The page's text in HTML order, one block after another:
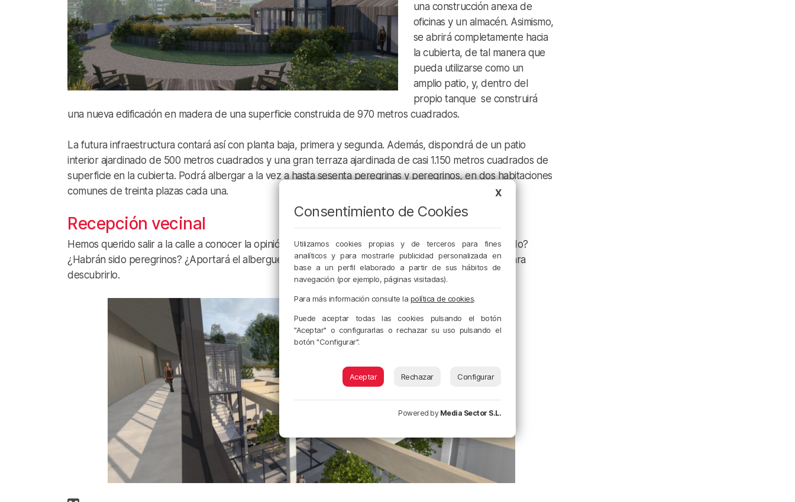
una construcción anexa de
oficinas y un almacén. Asimismo,
se abrirá completamente hacia
la cubierta, de tal manera que
pueda utilizarse como un
amplio patio, y, dentro del
propio tanque se construirá
una nueva edificación en madera de una superficie construida de 970 metros cuadrados.
La futura infraestructura contará así con planta baja, primera y segunda. Además, dispondrá de un patio
interior ajardinado de 500 metros cuadrados y una gran terraza ajardinada de casi 1.150 metros cuadrados de
superficie en la cubierta. Podrá albergar a la vez a hasta sesenta peregrinas y peregrinos, en dos habitaciones
comunes de treinta plazas cada una.
Recepción vecinal
Hemos querido salir a la calle a conocer la opinión de los vecinos sobre la reforma. ¿Estarán de acuerdo?
¿Habrán sido peregrinos? ¿Aportará el albergue cosas positivas al barrio? Escucha nuesto podcast para
descubrirlo.
X
Consentimiento de Cookies
Utilizamos cookies propias y de terceros para fines
analíticos y para mostrarle publicidad personalizada en
base a un perfil elaborado a partir de sus hábitos de
navegación (por ejemplo, páginas visitadas).
Para más información consulte la política de cookies.
Puede aceptar todas las cookies pulsando el botón
"Aceptar" o configurarlas o rechazar su uso pulsando el
botón "Configurar".
Aceptar Rechazar Configurar
Powered by Media Sector S.L.